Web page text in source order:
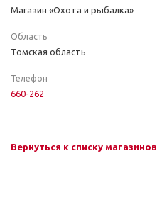
Магазин «Охота и рыбалка»
Область
Томская область
Телефон
660-262
Вернуться к списку магазинов